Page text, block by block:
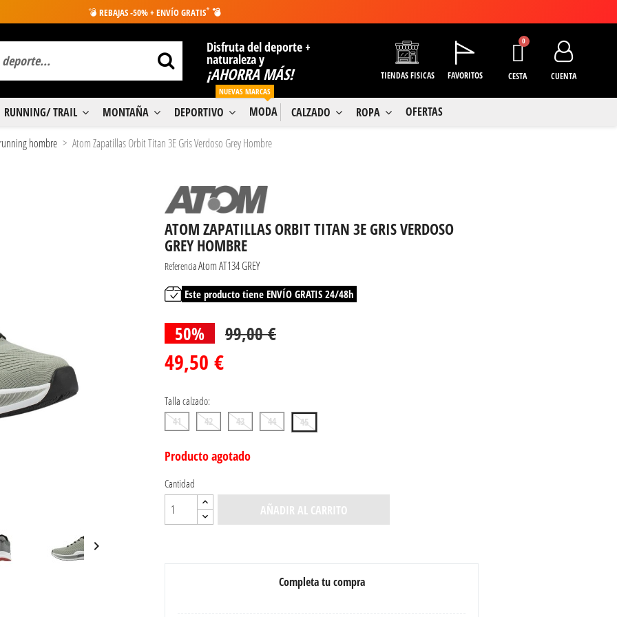
💣 REBAJAS -50% + ENVÍO GRATIS* 💣
Disfruta del deporte +
naturaleza y
¡AHORRA MÁS! TIENDAS FISICAS FAVORITOS CESTA CUENTA
RUNNING/ TRAIL MONTAÑA DEPORTIVO MODA
NUEVAS MARCAS
CALZADO ROPA OFERTAS
hombre Atom Zapatillas Orbit Titan 3E Gris Verdoso Grey Hombre

ATOM ZAPATILLAS ORBIT TITAN 3E GRIS VERDOSO
GREY HOMBRE
ReferenciaAtom AT134 GREY
Este producto tiene ENVÍO GRATIS 24/48h
50% 99,00 €
49,50 €
Talla calzado:
41 42 43 44 45
Producto agotado
Cantidad
AÑADIR AL CARRITO
Completa tu compra